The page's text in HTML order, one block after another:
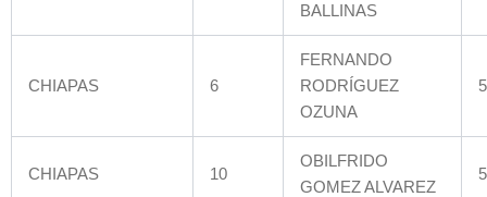
BALLINAS
CHIAPAS 6
FERNANDO
RODRÍGUEZ
OZUNA
CHIAPAS 10
OBILFRIDO
GOMEZ ALVAREZ